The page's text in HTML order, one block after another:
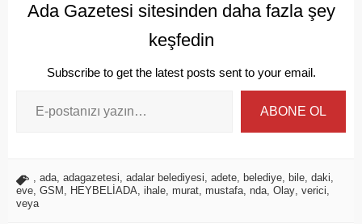
Ada Gazetesi sitesinden daha fazla şey
keşfedin
Subscribe to get the latest posts sent to your email.
ABONE OL
, ada, adagazetesi, adalar belediyesi, adete, belediye, bile, daki,
eve, GSM , HEYBELİADA, ihale, murat, mustafa, nda, Olay, verici,
veya